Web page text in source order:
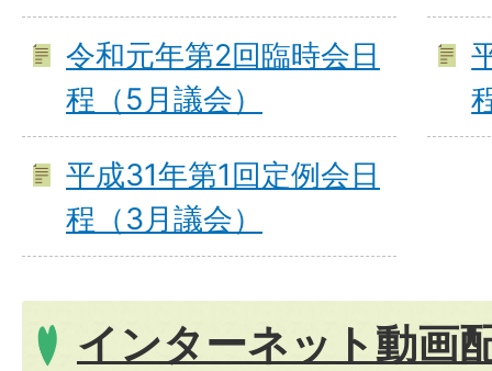
令和元年第2回臨時会日
程（5月議会）
平成31年第1回定例会日
程（3月議会）
インターネット動画